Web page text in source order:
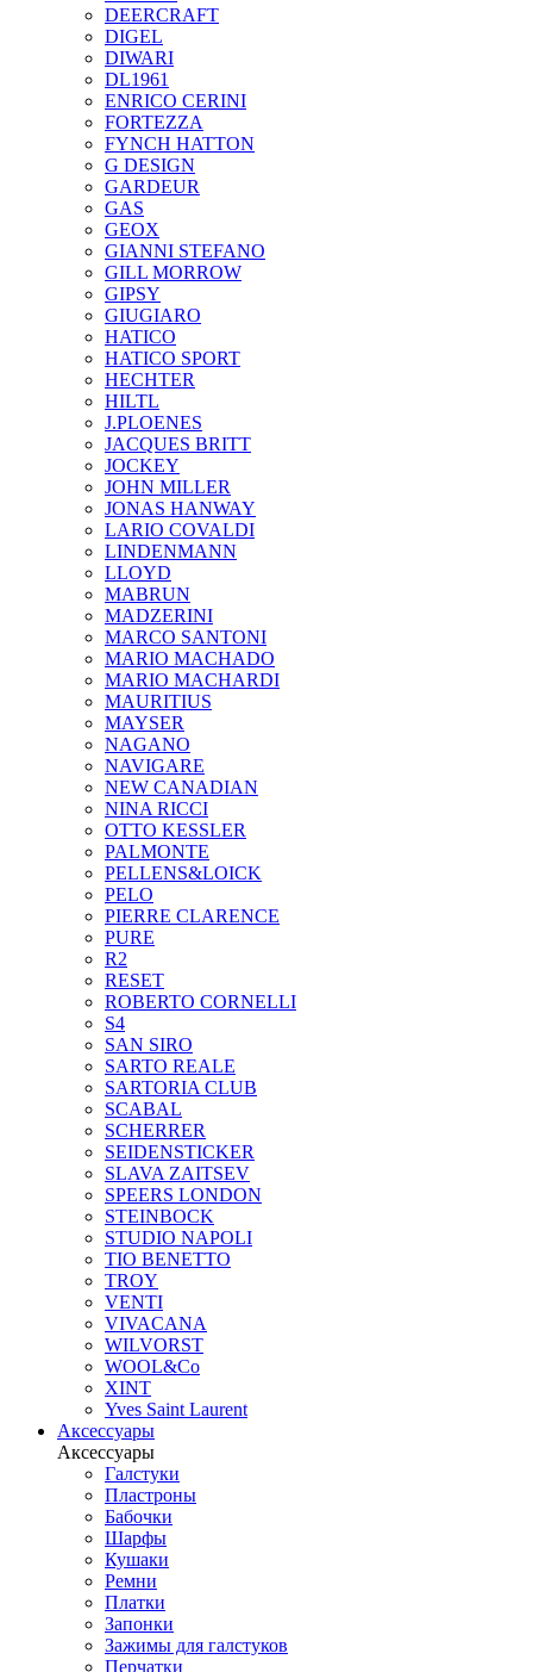
DEERCRAFT
DIGEL
DIWARI
DL1961
ENRICO CERINI
FORTEZZA
FYNCH HATTON
G DESIGN
GARDEUR
GAS
GEOX
GIANNI STEFANO
GILL MORROW
GIPSY
GIUGIARO
HATICO
HATICO SPORT
HECHTER
HILTL
J.PLOENES
JAСQUES BRITT
JOCKEY
JOHN MILLER
JONAS HANWAY
LARIO COVALDI
LINDENMANN
LLOYD
MABRUN
MADZERINI
MARCO SANTONI
MARIO MACHADO
MARIO MACHARDI
MAURITIUS
MAYSER
NAGANO
NAVIGARE
NEW CANADIAN
NINA RICCI
OTTO KESSLER
PALMONTE
PELLENS&LOICK
PELO
PIERRE CLARENCE
PURE
R2
RESET
ROBERTO CORNELLI
S4
SAN SIRO
SARTO REALE
SARTORIA CLUB
SCABAL
SCHERRER
SEIDENSTICKER
SLAVA ZAITSEV
SPEERS LONDON
STEINBOCK
STUDIO NAPOLI
TIO BENETTO
TROY
VENTI
VIVACANA
WILVORST
WOOL&Co
XINT
Yves Saint Laurent
Аксессуары
Аксессуары
Галстуки
Пластроны
Бабочки
Шарфы
Кушаки
Ремни
Платки
Запонки
Зажимы для галстуков
Перчатки